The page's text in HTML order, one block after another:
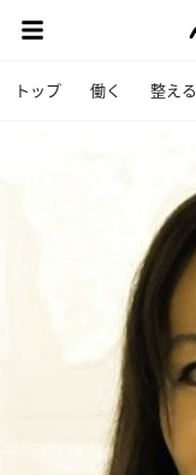
トップ 働く 整える